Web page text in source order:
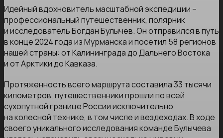
Идейный вдохновитель масштабной экспедиции –
профессиональный путешественник, полярник
и исследователь Богдан Булычев. Он отправился в путь
в конце 2024 года из Мурманска и посетил 58 регионов
нашей страны: от Калининграда до Дальнего Востока
и от Арктики до Кавказа.
Протяженность всего маршрута составила 33 тысячи
километров, путешественники прошли по всей
сухопутной границе России исключительно
на колесной технике, в том числе и вездеходах. В ходе
своего уникального исследования команде Булычева